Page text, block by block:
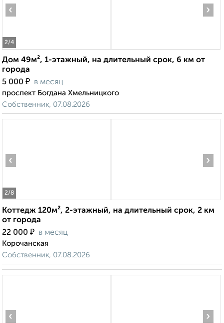
2/4
‹ ›
Дом 49м², 1-этажный, на длительный срок, 6 км от
города
5 000 ₽ в месяц
проспект Богдана Хмельницкого
Собственник, 07.08.2026
2/8
‹ ›
Коттедж 120м², 2-этажный, на длительный срок, 2 км
от города
22 000 ₽ в месяц
Корочанская
Собственник, 07.08.2026
‹ ›